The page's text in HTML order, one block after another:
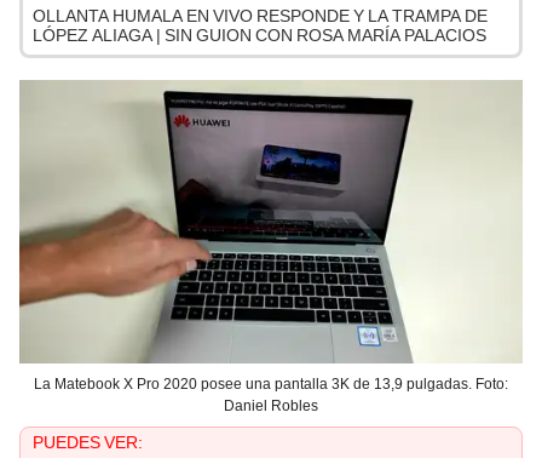
OLLANTA HUMALA EN VIVO RESPONDE Y LA TRAMPA DE
LÓPEZ ALIAGA | SIN GUION CON ROSA MARÍA PALACIOS
La Matebook X Pro 2020 posee una pantalla 3K de 13,9 pulgadas. Foto:
Daniel Robles
PUEDES VER: